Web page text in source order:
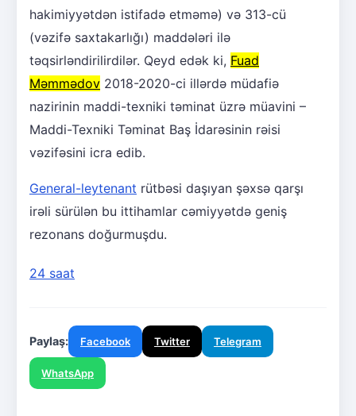
hakimiyyətdən istifadə etməmə) və 313-cü
(vəzifə saxtakarlığı) maddələri ilə
təqsirləndirilirdilər. Qeyd edək ki, Fuad
Məmmədov 2018-2020-ci illərdə müdafiə
nazirinin maddi-texniki təminat üzrə müavini –
Maddi-Texniki Təminat Baş İdarəsinin rəisi
vəzifəsini icra edib.
General-leytenant rütbəsi daşıyan şəxsə qarşı
irəli sürülən bu ittihamlar cəmiyyətdə geniş
rezonans doğurmuşdu.
24 saat
Paylaş: Facebook Twitter Telegram
WhatsApp